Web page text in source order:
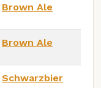
Brown Ale
Brown Ale
Schwarzbier